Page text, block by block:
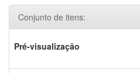
Conjunto de itens:
Pré-visualização